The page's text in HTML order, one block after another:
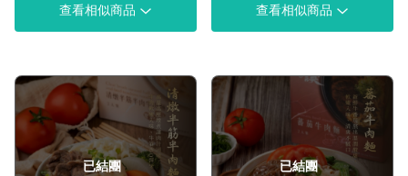
查看相似商品 查看相似商品
已結團 已結團